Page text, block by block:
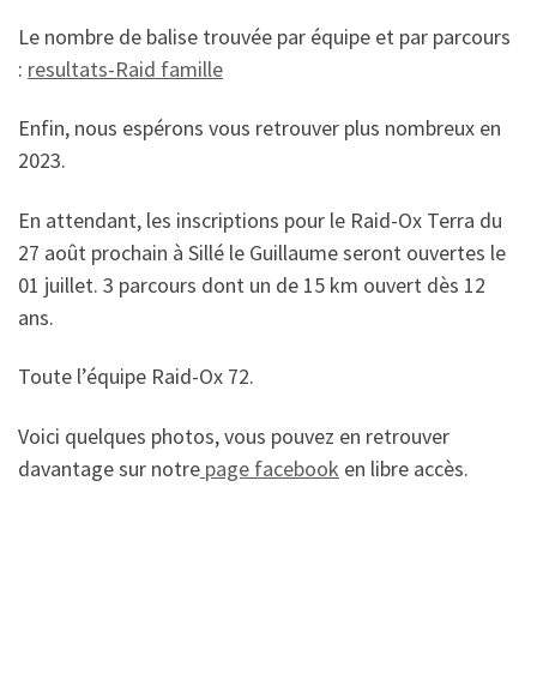
Le nombre de balise trouvée par équipe et par parcours
: resultats-Raid famille
Enfin, nous espérons vous retrouver plus nombreux en
2023.
En attendant, les inscriptions pour le Raid-Ox Terra du
27 août prochain à Sillé le Guillaume seront ouvertes le
01 juillet. 3 parcours dont un de 15 km ouvert dès 12
ans.
Toute l’équipe Raid-Ox 72.
Voici quelques photos, vous pouvez en retrouver
davantage sur notre page facebook en libre accès.